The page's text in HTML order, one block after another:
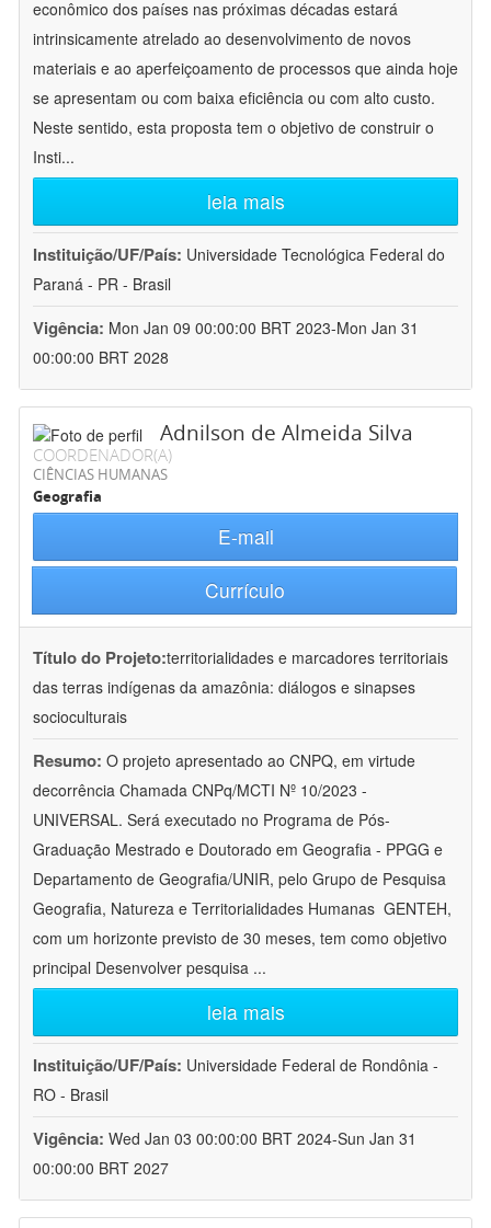
econômico dos países nas próximas décadas estará
intrinsicamente atrelado ao desenvolvimento de novos
materiais e ao aperfeiçoamento de processos que ainda hoje
se apresentam ou com baixa eficiência ou com alto custo.
Neste sentido, esta proposta tem o objetivo de construir o
Insti...
leia mais
Instituição/UF/País: Universidade Tecnológica Federal do
Paraná - PR - Brasil
Vigência: Mon Jan 09 00:00:00 BRT 2023-Mon Jan 31
00:00:00 BRT 2028
Adnilson de Almeida Silva
COORDENADOR(A)
CIÊNCIAS HUMANAS
Geografia
E-mail
Currículo
Título do Projeto:territorialidades e marcadores territoriais
das terras indígenas da amazônia: diálogos e sinapses
socioculturais
Resumo: O projeto apresentado ao CNPQ, em virtude
decorrência Chamada CNPq/MCTI Nº 10/2023 -
UNIVERSAL. Será executado no Programa de Pós-
Graduação Mestrado e Doutorado em Geografia - PPGG e
Departamento de Geografia/UNIR, pelo Grupo de Pesquisa
Geografia, Natureza e Territorialidades Humanas  GENTEH,
com um horizonte previsto de 30 meses, tem como objetivo
principal Desenvolver pesquisa ...
leia mais
Instituição/UF/País: Universidade Federal de Rondônia -
RO - Brasil
Vigência: Wed Jan 03 00:00:00 BRT 2024-Sun Jan 31
00:00:00 BRT 2027